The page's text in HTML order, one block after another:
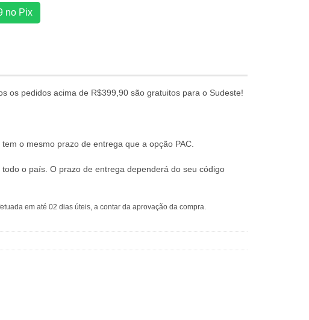
no Pix
os pedidos acima de R$399,90 são gratuitos para o Sudeste!
o mesmo prazo de entrega que a opção PAC.
todo o país. O prazo de entrega dependerá do seu código
em até 02 dias úteis, a contar da aprovação da compra.